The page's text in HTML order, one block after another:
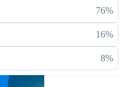
76%
16%
8%